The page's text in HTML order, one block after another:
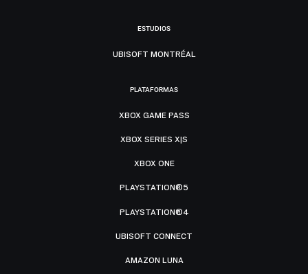
ESTUDIOS
UBISOFT MONTRÉAL
PLATAFORMAS
XBOX GAME PASS
XBOX SERIES X|S
XBOX ONE
PLAYSTATION®5
PLAYSTATION®4
UBISOFT CONNECT
AMAZON LUNA